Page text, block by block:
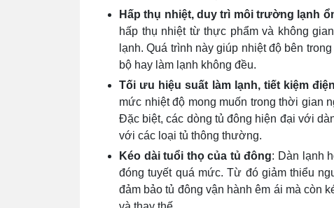
Hấp thụ nhiệt, duy trì môi trường lạnh
hấp thụ nhiệt từ thực phẩm và không
lạnh. Quá trình này giúp nhiệt độ bên
bộ hay làm lạnh không đều.
Tối ưu hiệu suất làm lạnh, tiết kiệm điện
mức nhiệt độ mong muốn trong thời gian
Đặc biệt, các dòng tủ đông hiện đại với
với các loại tủ thông thường.
Kéo dài tuổi thọ của tủ đông: Dàn lạnh
đóng tuyết quá mức. Từ đó giảm thiểu
đảm bảo tủ đông vận hành êm ái mà còn